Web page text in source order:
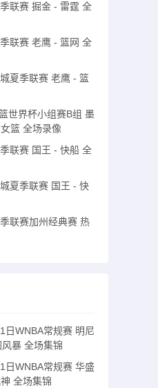
联赛 掘金 - 雷霆 全
联赛 老鹰 - 篮网 全
夏季联赛 老鹰 - 篮
世界杯小组赛B组 墨
篮 全场录像
联赛 国王 - 快船 全
夏季联赛 国王 - 快
联赛加州经典赛 热
日WNBA常规赛 明尼
暴 全场集锦
日WNBA常规赛 华盛
全场集锦